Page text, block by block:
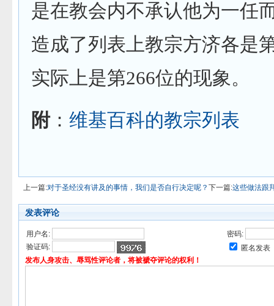
是在教会内不承认他为一任
造成了列表上教宗方济各是
实际上是第266位的现象。
附： 维基百科的教宗列表
上一篇:对于圣经没有讲及的事情，我们是否自行决定呢？ 下一篇:这些做法跟
发表评论
用户名:
密码:
验证码:
匿名发表
发布人身攻击、辱骂性评论者，将被褫夺评论的权利！